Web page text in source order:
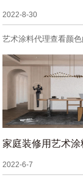
2022-8-30
艺术涂料代理查看颜
些艺术涂料倒入装...
2022-6-7